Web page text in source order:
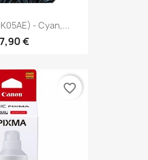
- Cyan,...
€
favorite_border